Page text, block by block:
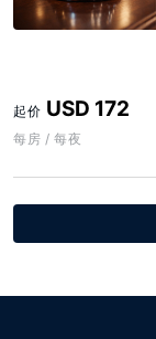
起价 USD 172
每房 / 每夜